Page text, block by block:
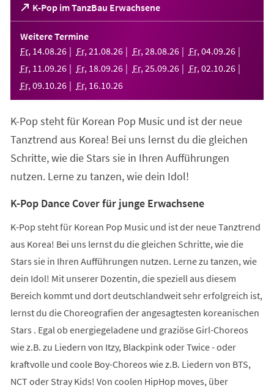
K-Pop im TanzBau Erwachsene
(Öffnet
in
einem
neuen
Tab)
Weitere Termine
Fr, 14.08.26 Fr, 21 .08.26 Fr, 28.08.26 Fr, 04.09.26
Fr, 11 .09.26 Fr, 18.09.26 Fr, 25.09.26 Fr, 02.10.26
Fr, 09.10.26 Fr, 16.10.26
K-Pop steht für Korean Pop Music und ist der neue
Tanztrend aus Korea! Bei uns lernst du die gleichen
Schritte, wie die Stars sie in Ihren Aufführungen
nutzen. Lerne zu tanzen, wie dein Idol!
K-Pop Dance Cover für junge Erwachsene
K-Pop steht für Korean Pop Music und ist der neue Tanztrend
aus Korea! Bei uns lernst du die gleichen Schritte, wie die
Stars sie in Ihren Aufführungen nutzen. Lerne zu tanzen, wie
dein Idol! Mit unserer Dozentin, die speziell aus diesem
Bereich kommt und dort deutschlandweit sehr erfolgreich ist,
lernst du die Choreografien der angesagtesten koreanischen
Stars . Egal ob energiegeladene und graziöse Girl-Choreos
wie z.B. zu Liedern von Itzy, Blackpink oder Twice - oder
kraftvolle und coole Boy-Choreos wie z.B. Liedern von BTS,
NCT oder Stray Kids! Von coolen HipHop moves, über